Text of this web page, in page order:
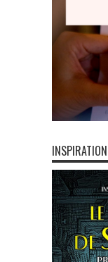
INSPIRATION